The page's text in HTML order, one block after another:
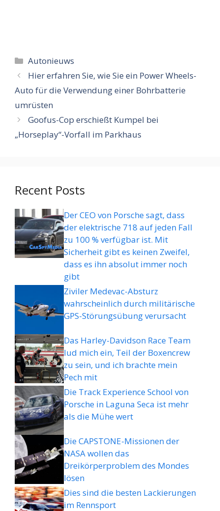
Categorieën
Autonieuws
Hier erfahren Sie, wie Sie ein Power Wheels-
Auto für die Verwendung einer Bohrbatterie
umrüsten
Goofus-Cop erschießt Kumpel bei
„Horseplay“-Vorfall im Parkhaus
Recent Posts
Der CEO von Porsche sagt, dass
der elektrische 718 auf jeden Fall
zu 100 % verfügbar ist. Mit
Sicherheit gibt es keinen Zweifel,
dass es ihn absolut immer noch
gibt
Ziviler Medevac-Absturz
wahrscheinlich durch militärische
GPS-Störungsübung verursacht
Das Harley-Davidson Race Team
lud mich ein, Teil der Boxencrew
zu sein, und ich brachte mein
Pech mit
Die Track Experience School von
Porsche in Laguna Seca ist mehr
als die Mühe wert
Die CAPSTONE-Missionen der
NASA wollen das
Dreikörperproblem des Mondes
lösen
Dies sind die besten Lackierungen
im Rennsport